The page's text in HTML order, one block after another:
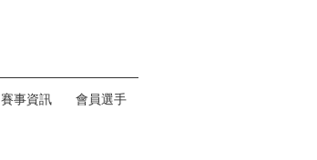
賽事資訊 會員選手